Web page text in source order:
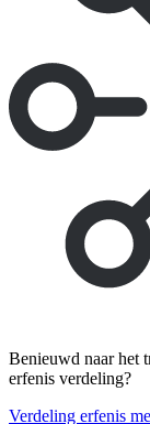
Benieuwd naar het
erfenis verdeling?
Verdeling erfenis